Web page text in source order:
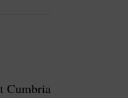
Cumbria